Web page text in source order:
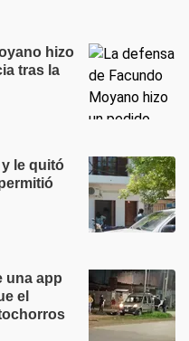
hizo
tras la
le quitó
una app
el